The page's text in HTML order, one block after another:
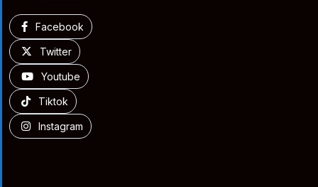
Facebook
Twitter
Youtube
Tiktok
Instagram